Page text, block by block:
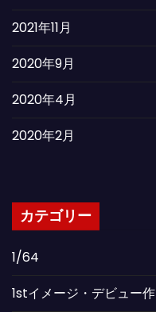
2021年11月
2020年9月
2020年4月
2020年2月
カテゴリー
1/64
1stイメージ・デビュー作